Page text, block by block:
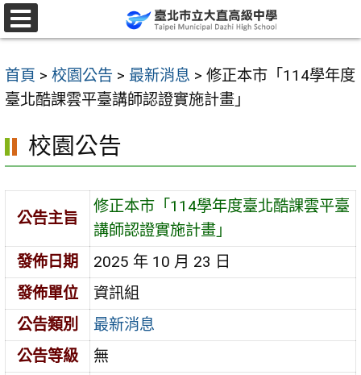
跳
至
要
內
區
首頁 > 校園公告 > 最新消息 > 修正本市「114學年度
臺北酷課雲平臺講師認證實施計畫」
校園公告
公告主旨
修正本市「114學年度臺北酷課雲平臺
講師認證實施計畫」
發佈日期
2025 年 10 月 23 日
發佈單位
資訊組
公告類別
最新消息
公告等級
無
選
單